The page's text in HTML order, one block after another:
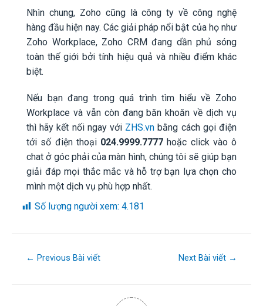
Nhìn chung, Zoho cũng là công ty về công nghệ
hàng đầu hiện nay. Các giải pháp nổi bật của họ như
Zoho Workplace, Zoho CRM đang dần phủ sóng
toàn thế giới bởi tính hiệu quả và nhiều điểm khác
biệt.
Nếu bạn đang trong quá trình tìm hiểu về Zoho
Workplace và vẫn còn đang băn khoăn về dịch vụ
thì hãy kết nối ngay với ZHS.vn bằng cách gọi điện
tới số điện thoại 024.9999.7777 hoặc click vào ô
chat ở góc phải của màn hình, chúng tôi sẽ giúp bạn
giải đáp mọi thắc mắc và hỗ trợ bạn lựa chọn cho
mình một dịch vụ phù hợp nhất.
Số lượng người xem: 4.181
← Previous Bài viết Next Bài viết →